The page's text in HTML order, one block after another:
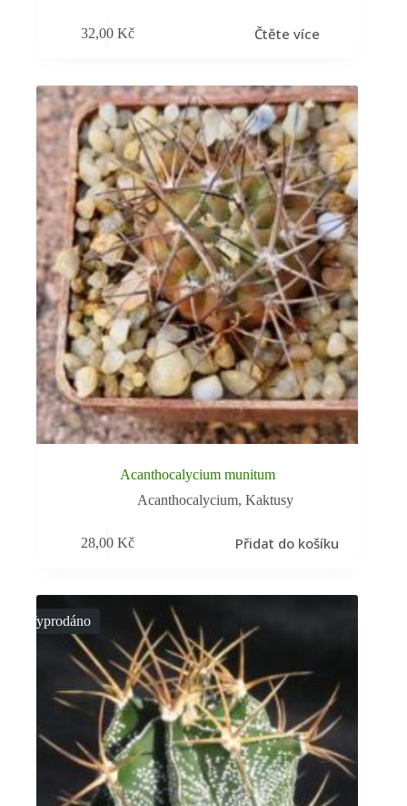
32,00Kč Čtěte více
Acanthocalycium munitum
Acanthocalycium,Kaktusy
28,00Kč Přidat do košíku
Vyprodáno